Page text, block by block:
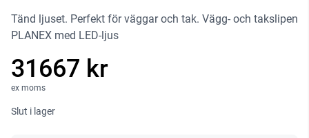
Tänd ljuset. Perfekt för väggar och tak. Vägg- och takslipen
PLANEX med LED-ljus
31667 kr
ex moms
Slut i lager